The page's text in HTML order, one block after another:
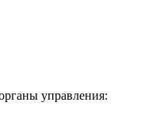
управления: